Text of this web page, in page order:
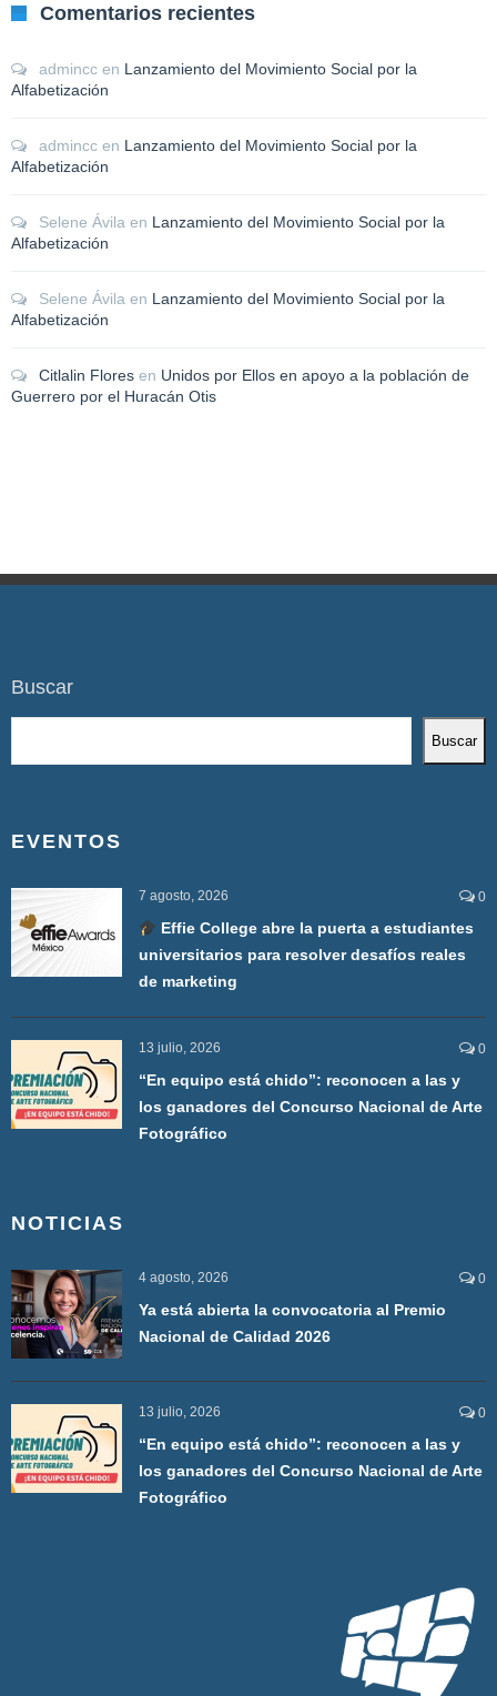
Comentarios recientes
admincc en Lanzamiento del Movimiento Social por la
Alfabetización
admincc en Lanzamiento del Movimiento Social por la
Alfabetización
Selene Ávila en Lanzamiento del Movimiento Social por la
Alfabetización
Selene Ávila en Lanzamiento del Movimiento Social por la
Alfabetización
Citlalin Flores en Unidos por Ellos en apoyo a la población de
Guerrero por el Huracán Otis
Buscar
Buscar
EVENTOS
7 agosto, 2026 0
Effie College abre la puerta a estudiantes
universitarios para resolver desafíos reales
de marketing
13 julio, 2026 0
“En equipo está chido”: reconocen a las y
los ganadores del Concurso Nacional de Arte
Fotográfico
NOTICIAS
4 agosto, 2026 0
Ya está abierta la convocatoria al Premio
Nacional de Calidad 2026
13 julio, 2026 0
“En equipo está chido”: reconocen a las y
los ganadores del Concurso Nacional de Arte
Fotográfico